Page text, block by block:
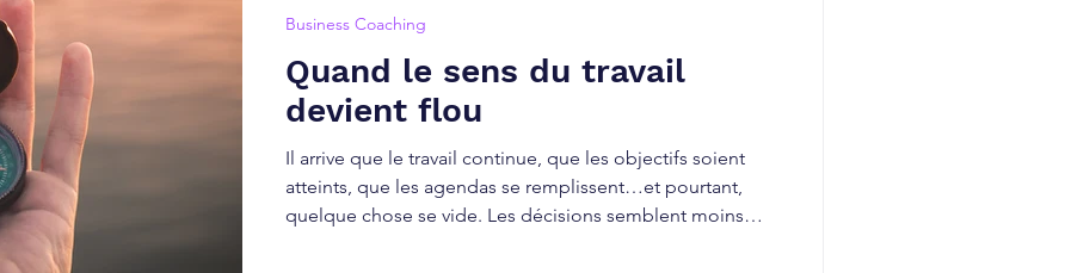
Quand le sens du travail
devient flou
Il arrive que le travail continue, que les objectifs soient
atteints, que les agendas se remplissent…et pourtant,
quelque chose se vide. Les décisions semblent moins
Business Coaching